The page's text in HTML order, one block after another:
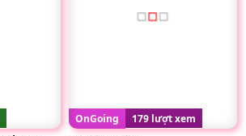
OnGoing 179 lượt xem